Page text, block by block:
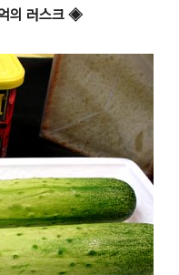
의 러스크 ◈